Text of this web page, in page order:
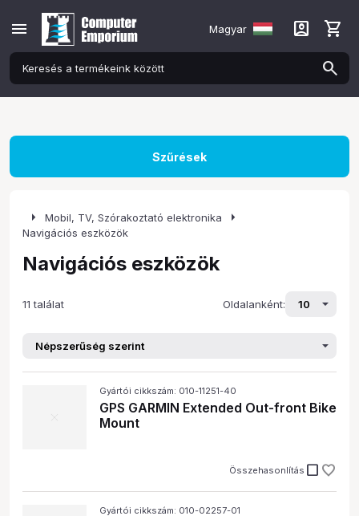
menu Magyar account_box shopping_cart
arrow_right Mobil, TV, Szórakoztató elektronika arrow_right
Navigációs eszközök
Navigációs eszközök
11 találat Oldalanként:
Gyártói cikkszám: 010-11251-40
GPS GARMIN Extended Out-front Bike
Mount
Összehasonlítás check_box_outline_blank
Gyártói cikkszám: 010-02257-01
Szűrések